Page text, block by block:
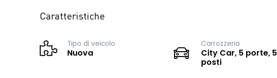
Caratteristiche
Tipo di veicolo
Nuova
Carrozzeria
City Car, 5 porte, 5
posti